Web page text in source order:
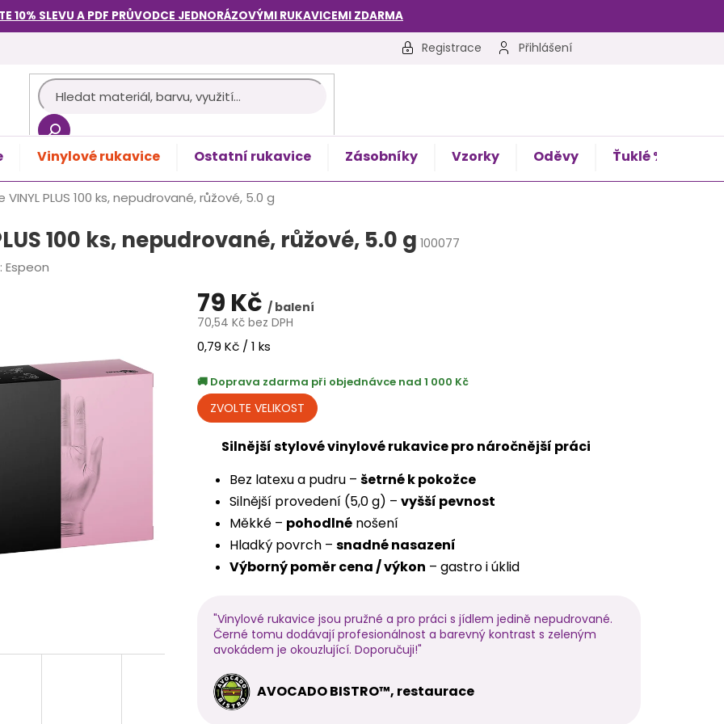
10% SLEVU A PDF PRŮVODCE JEDNORÁZOVÝMI RUKAVICEMI ZDARMA
Registrace Přihlášení
Vinylové rukavice Ostatní rukavice Zásobníky Vzorky Oděvy Ťuklé %
PLUS 100 ks, nepudrované, růžové, 5.0 g
100 ks, nepudrované, růžové, 5.0 g 100077
Espeon
79 Kč / balení
70,54 Kč bez DPH
Měrná
0,79 Kč / 1 ks
Doprava zdarma při objednávce nad 1 000 Kč
Silnější stylové vinylové rukavice pro náročnější práci
Bez latexu a pudru – šetrné k pokožce
Silnější provedení (5,0 g) – vyšší pevnost
Měkké – pohodlné nošení
Hladký povrch – snadné nasazení
Výborný poměr cena / výkon – gastro i úklid
"Vinylové rukavice jsou pružné a pro práci s jídlem jedině nepudrované.
Černé tomu dodávají profesionálnost a barevný kontrast s zeleným
avokádem je okouzlující. Doporučuji!"
AVOCADO BISTRO™, restaurace